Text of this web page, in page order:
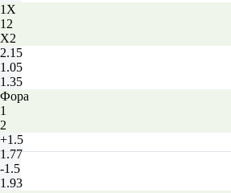
1X
12
X2
2.15
1.05
1.35
Фора
1
2
+1.5
1.77
-1.5
1.93